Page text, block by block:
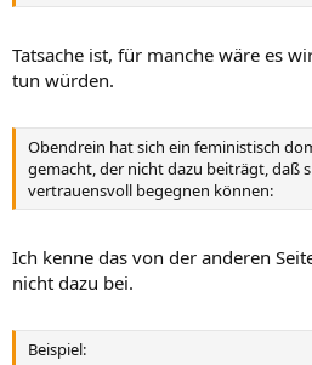
Tatsache ist, für manche wäre es
tun würden.
Obendrein hat sich ein feministisch
gemacht, der nicht dazu beiträgt, daß
vertrauensvoll begegnen können:
Ich kenne das von der anderen
nicht dazu bei.
Beispiel: